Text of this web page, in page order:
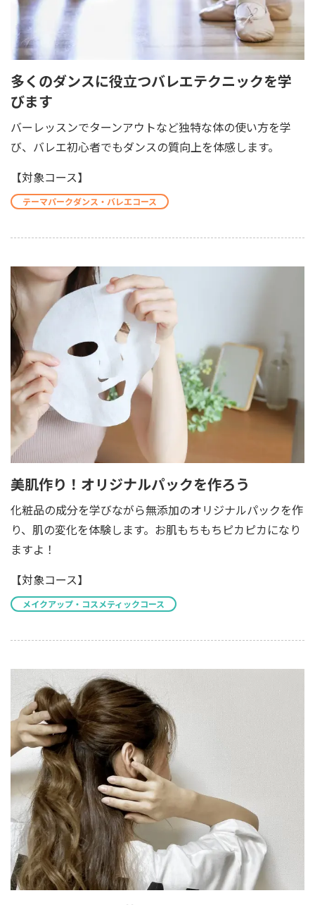
多くのダンスに役立つバレエテクニックを学
びます
バーレッスンでターンアウトなど独特な体の使い方を学
び、バレエ初心者でもダンスの質向上を体感します。
【対象コース】
テーマパークダンス・バレエコース
美肌作り！オリジナルパックを作ろう
化粧品の成分を学びながら無添加のオリジナルパックを作
り、肌の変化を体験します。お肌もちもちピカピカになり
ますよ！
【対象コース】
メイクアップ・コスメティックコース